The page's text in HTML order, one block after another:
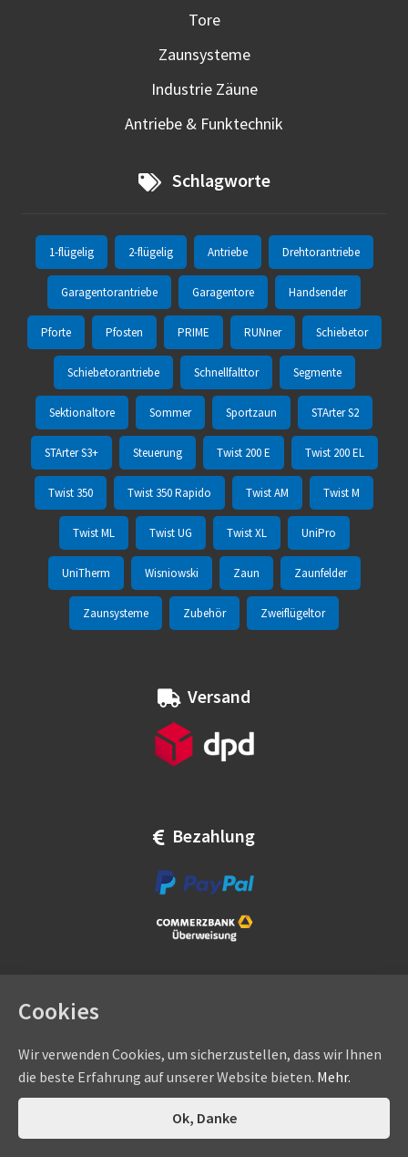
Tore
Zaunsysteme
Industrie Zäune
Antriebe & Funktechnik
Schlagworte
1-flügelig 2-flügelig Antriebe Drehtorantriebe
Garagentorantriebe Garagentore Handsender
Pforte Pfosten PRIME RUNner Schiebetor
Schiebetorantriebe Schnellfalttor Segmente
Sektionaltore Sommer Sportzaun STArter S2
STArter S3+ Steuerung Twist 200 E Twist 200 EL
Twist 350 Twist 350 Rapido Twist AM Twist M
Twist ML Twist UG Twist XL UniPro
UniTherm Wisniowski Zaun Zaunfelder
Zaunsysteme Zubehör Zweiflügeltor
Versand
Bezahlung
Copyright © byeadams.de/eADAMS GmbH- Sommer-, Nice-,
Vertragshändler
Cookies
Wir verwenden Cookies, um sicherzustellen, dass wir Ihnen
die beste Erfahrung auf unserer Website bieten. Mehr.
Ok, Danke